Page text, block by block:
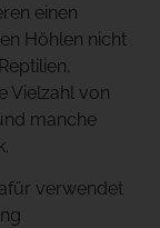
einen
Höhlen nicht
Vielzahl von
manche
verwendet